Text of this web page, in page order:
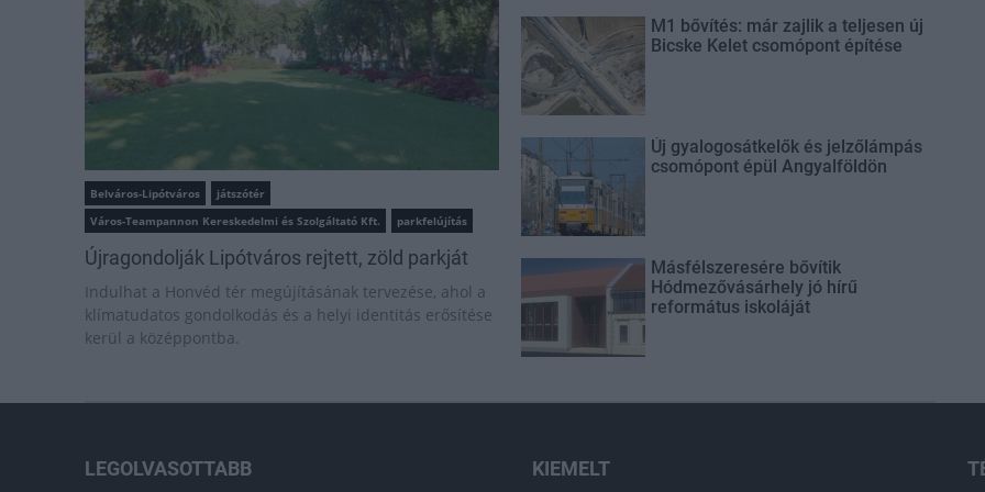
Belváros-Lipótváros
játszótér
Város-Teampannon Kereskedelmi és Szolgáltató Kft.
parkfelújítás
Újragondolják Lipótváros rejtett, zöld parkját
Indulhat a Honvéd tér megújításának tervezése, ahol a
klímatudatos gondolkodás és a helyi identitás erősítése
kerül a középpontba.
M1 bővítés: már zajlik a teljesen új
Bicske Kelet csomópont építése
Új gyalogosátkelők és jelzőlámpás
csomópont épül Angyalföldön
Másfélszeresére bővítik
Hódmezővásárhely jó hírű
református iskoláját
LEGOLVASOTTABB KIEMELT